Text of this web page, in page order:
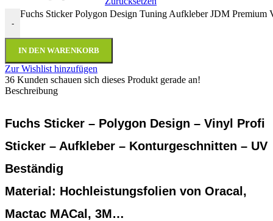
-
Fuchs Sticker Polygon Design Tuning Aufkleber JDM
IN DEN WARENKORB
Zur Wishlist hinzufügen
36 Kunden schauen sich dieses Produkt gerade an!
Beschreibung
Fuchs Sticker – Polygon Design – Vinyl Profi
Sticker – Aufkleber – Konturgeschnitten – UV
Beständig
Material: Hochleistungsfolien von Oracal,
Mactac MACal, 3M…